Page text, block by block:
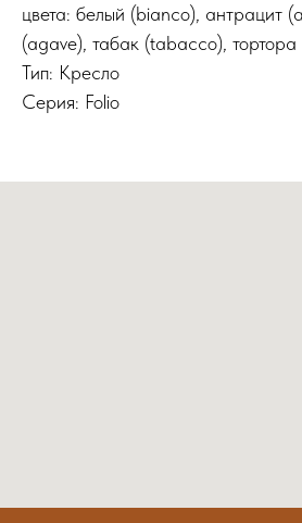
цвета: белый (bianco), антрацит
(agave), табак (tabacco), тортора
Тип: Кресло
Серия: Folio